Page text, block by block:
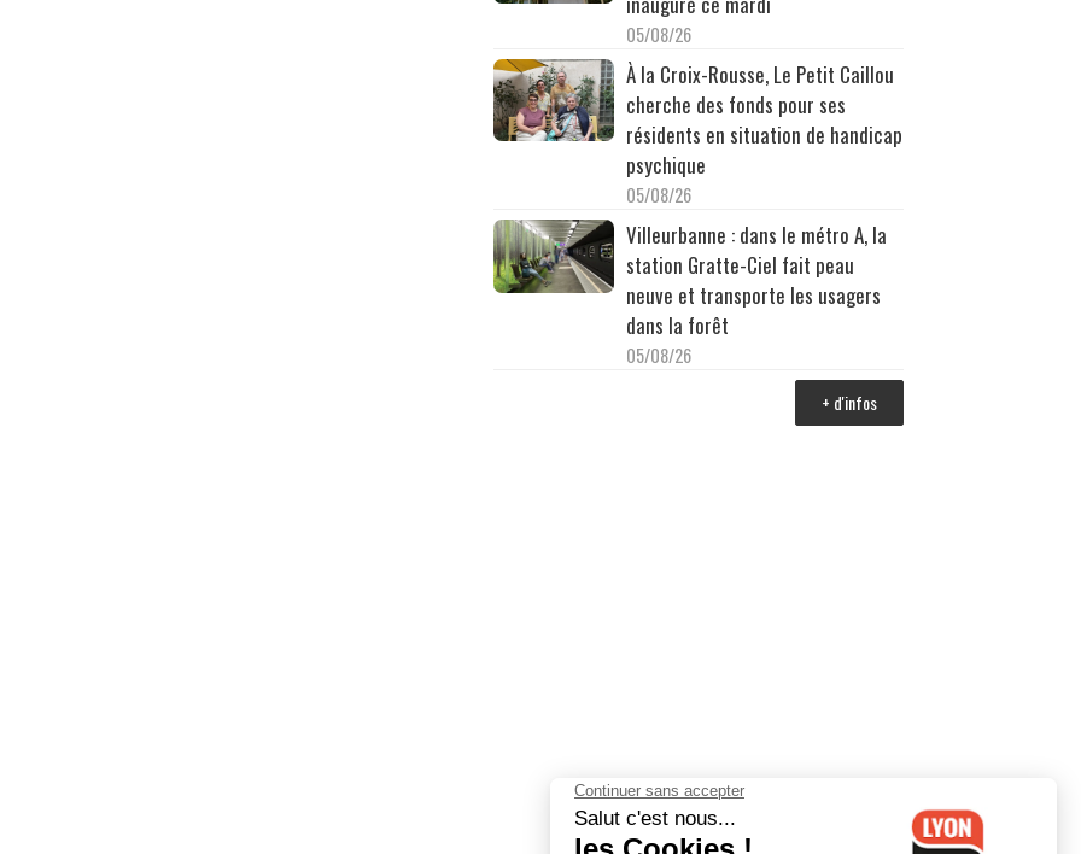
05/08/26
À la Croix-Rousse, Le Petit Caillou
cherche des fonds pour ses
résidents en situation de handicap
psychique
05/08/26
Villeurbanne : dans le métro A, la
station Gratte-Ciel fait peau
neuve et transporte les usagers
dans la forêt
05/08/26
+ d'infos